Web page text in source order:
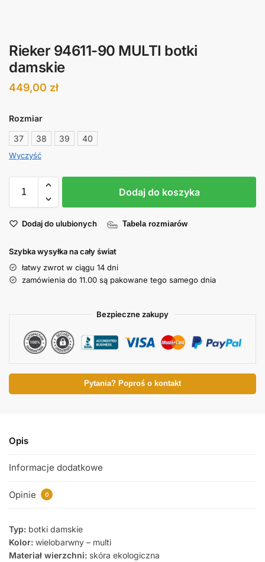
Rieker 94611-90 MULTI botki
damskie
449,00 zł
Rozmiar
37
38 39 40
Wyczyść
Dodaj do koszyka
Dodaj do ulubionych Tabela rozmiarów
Szybka wysyłka na cały świat
łatwy zwrot w ciągu 14 dni
zamówienia do 11.00 są pakowane tego samego dnia
Bezpieczne zakupy
Pytania? Poproś o kontakt
Opis
Informacje dodatkowe
Opinie 0
Typ: botki damskie
Kolor: wielobarwny – multi
Materiał wierzchni: skóra ekologiczna